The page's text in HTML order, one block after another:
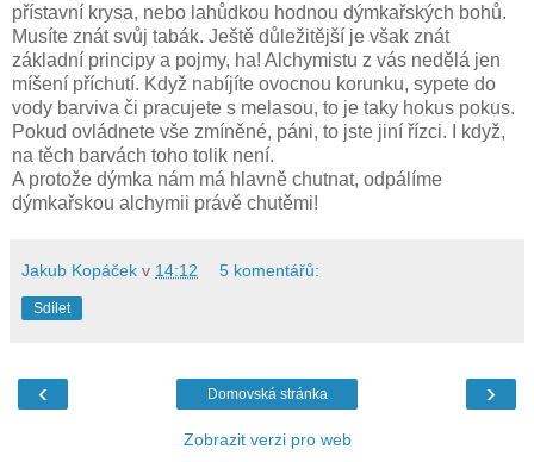
přístavní krysa, nebo lahůdkou hodnou dýmkařských bohů.
Musíte znát svůj tabák. Ještě důležitější je však znát
základní principy a pojmy, ha! Alchymistu z vás nedělá jen
míšení příchutí. Když nabíjíte ovocnou korunku, sypete do
vody barviva či pracujete s melasou, to je taky hokus pokus.
Pokud ovládnete vše zmíněné, páni, to jste jiní řízci. I když,
na těch barvách toho tolik není.
A protože dýmka nám má hlavně chutnat, odpálíme
dýmkařskou alchymii právě chutěmi!
Jakub Kopáček v 14:12 5 komentářů:
Sdílet
‹ ›
Domovská stránka
Zobrazit verzi pro web